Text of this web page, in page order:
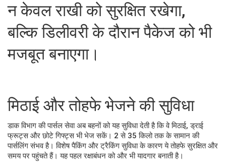
न केवल राखी को सुरक्षित रखेगा,
बल्कि डिलीवरी के दौरान पैकेज को भी
मजबूत बनाएगा।
मिठाई और तोहफे भेजने की सुविधा
डाक विभाग की पार्सल सेवा अब बहनों को यह सुविधा देती है कि वे मिठाई, ड्राई
फ्रूट्स और छोटे गिफ्ट्स भी भेज सकें। 2 से 35 किलो तक के सामान की
पार्सलिंग संभव है। विशेष पैकिंग और ट्रैकिंग सुविधा के कारण ये तोहफे सुरक्षित और
समय पर पहुंचते हैं। यह पहल रक्षाबंधन को और भी यादगार बनाती है।